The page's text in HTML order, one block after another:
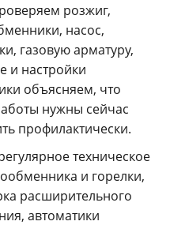
розжиг,
насос,
газовую арматуру,
и настройки
объясняем, что
нужны сейчас
профилактически.
техническое
и горелки,
расширительного
автоматики